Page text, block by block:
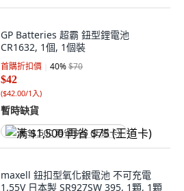
GP Batteries 超霸 鈕型鋰電池
CR1632, 1個, 1個裝
首購折扣價 40%$70
$42
($42.00/1入)
暫時缺貨
满 $1,500 再省 $75 (王道卡)
maxell 鈕扣型氧化銀電池 不可充電
1.55V 日本製 SR927SW 395, 1顆, 1顆